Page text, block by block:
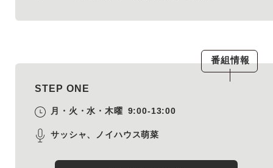
番組情報
STEP ONE
月・火・水・木曜 9:00-13:00
サッシャ、ノイハウス萌菜